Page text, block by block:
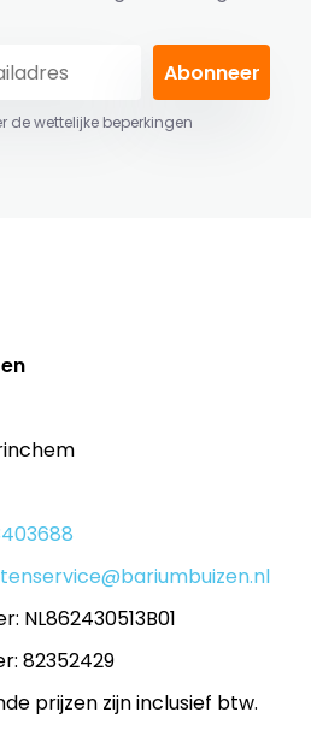
Abonneer
de wettelijke beperkingen
NL862430513B01
82352429
prijzen zijn inclusief btw.